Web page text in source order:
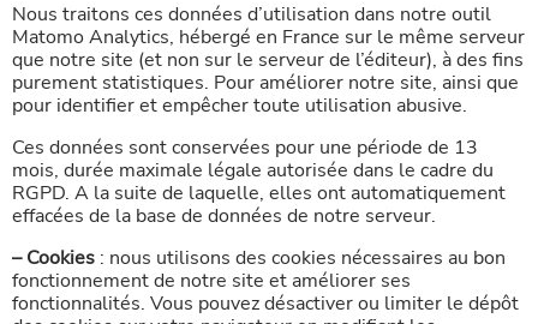
Nous traitons ces données d’utilisation dans notre outil
Matomo Analytics, hébergé en France sur le même serveur
que notre site (et non sur le serveur de l’éditeur), à des fins
purement statistiques. Pour améliorer notre site, ainsi que
pour identifier et empêcher toute utilisation abusive.
Ces données sont conservées pour une période de 13
mois, durée maximale légale autorisée dans le cadre du
RGPD. A la suite de laquelle, elles ont automatiquement
effacées de la base de données de notre serveur.
– Cookies : nous utilisons des cookies nécessaires au bon
fonctionnement de notre site et améliorer ses
fonctionnalités. Vous pouvez désactiver ou limiter le dépôt